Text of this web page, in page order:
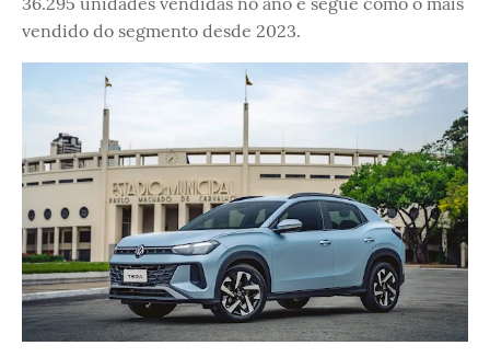
vendido do segmento desde 2023.